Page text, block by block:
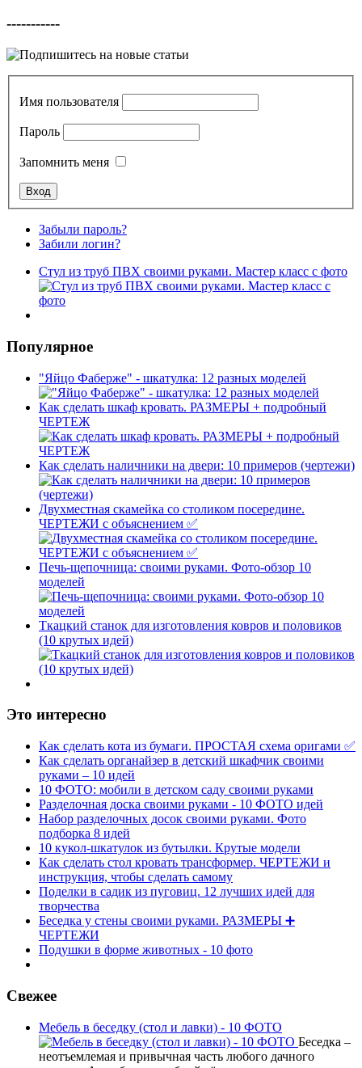
-----------
Имя пользователя
Пароль
Запомнить меня
Забыли пароль?
Забили логин?
Стул из труб ПВХ своими руками. Мастер класс с фото
Популярное
"Яйцо Фаберже" - шкатулка: 12 разных моделей
Как сделать шкаф кровать. РАЗМЕРЫ + подробный
ЧЕРТЕЖ
Как сделать наличники на двери: 10 примеров (чертежи)
Двухместная скамейка со столиком посередине.
ЧЕРТЕЖИ с объяснением ✅
Печь-щепочница: своими руками. Фото-обзор 10
моделей
Ткацкий станок для изготовления ковров и половиков
(10 крутых идей)
Это интересно
Как сделать кота из бумаги. ПРОСТАЯ схема оригами ✅
Как сделать органайзер в детский шкафчик своими
руками – 10 идей
10 ФОТО: мобили в детском саду своими руками
Разделочная доска своими руками - 10 ФОТО идей
Набор разделочных досок своими руками. Фото
подборка 8 идей
10 кукол-шкатулок из бутылки. Крутые модели
Как сделать стол кровать трансформер. ЧЕРТЕЖИ и
инструкция, чтобы сделать самому
Поделки в садик из пуговиц. 12 лучших идей для
творчества
Беседка у стены своими руками. РАЗМЕРЫ ➕
ЧЕРТЕЖИ
Подушки в форме животных - 10 фото
Свежее
Мебель в беседку (стол и лавки) - 10 ФОТО
Беседка –
неотъемлемая и привычная часть любого дачного